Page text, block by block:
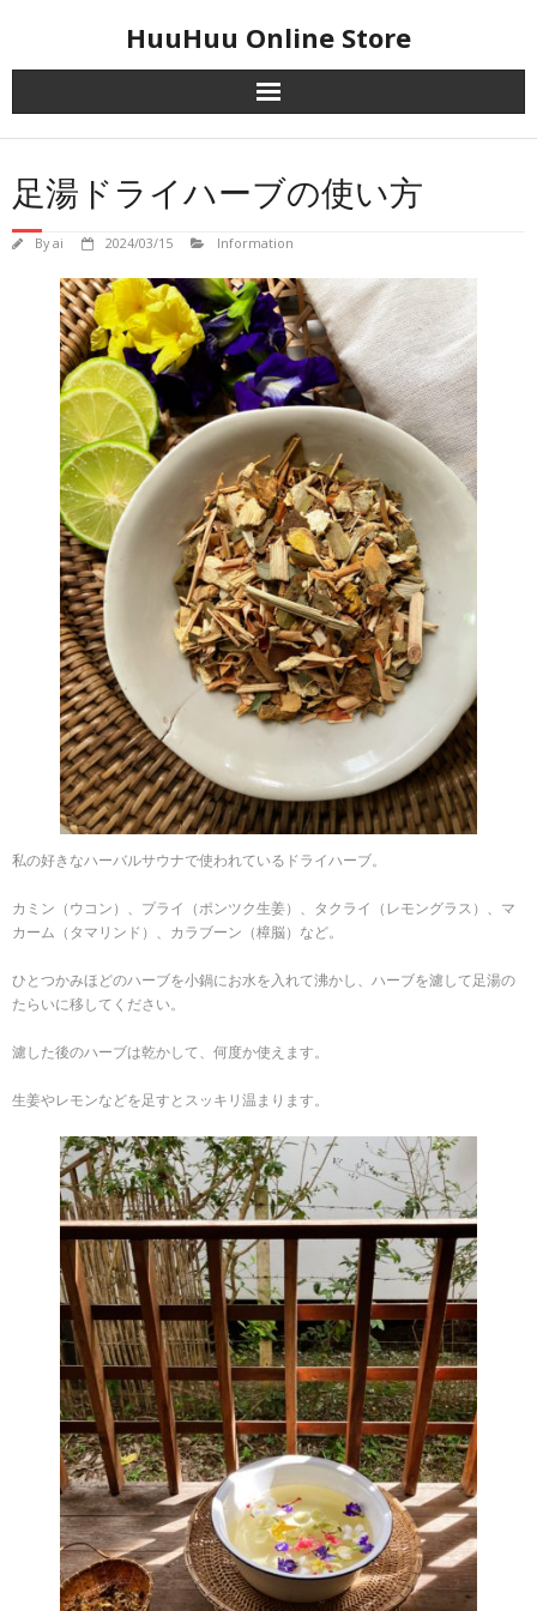
HuuHuu Online Store
足湯ドライハーブの使い方
Byai 2024/03/15 Information
私の好きなハーバルサウナで使われているドライハーブ。
カミン（ウコン）、プライ（ポンツク生姜）、タクライ（レモングラス）、マ
カーム（タマリンド）、カラブーン（樟脳）など。
ひとつかみほどのハーブを小鍋にお水を入れて沸かし、ハーブを濾して足湯の
たらいに移してください。
濾した後のハーブは乾かして、何度か使えます。
生姜やレモンなどを足すとスッキリ温まります。